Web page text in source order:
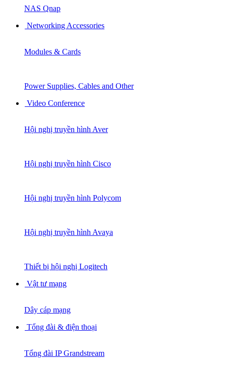
NAS Qnap
Networking Accessories
Modules & Cards
Power Supplies, Cables and Other
Video Conference
Hội nghị truyền hình Aver
Hội nghị truyền hình Cisco
Hội nghị truyền hình Polycom
Hội nghị truyền hình Avaya
Thiết bị hội nghị Logitech
Vật tư mạng
Dây cáp mạng
Tổng đài & điện thoại
Tổng đài IP Grandstream